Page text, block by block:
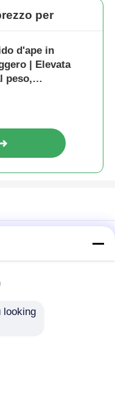
per
d'ape in
| Elevata
peso,
looking